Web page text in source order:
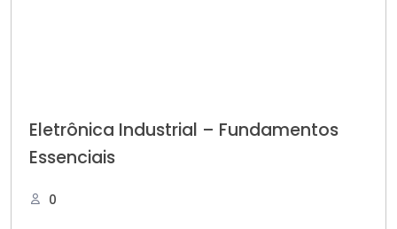
Eletrônica Industrial – Fundamentos
Essenciais
0